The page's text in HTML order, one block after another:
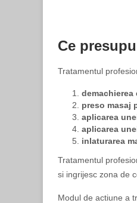
Ce
Tratamentul
preso masaj
aplicarea
aplicarea
inlaturarea
Tratamentul
si ingrijesc zona de
Modul de actiune a